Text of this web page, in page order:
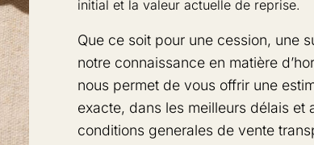
initial et la valeur actuelle de reprise.
Que ce soit pour une cession, une
notre connaissance en matière
nous permet de vous offrir une
exacte, dans les meilleurs délais et
conditions generales de vente